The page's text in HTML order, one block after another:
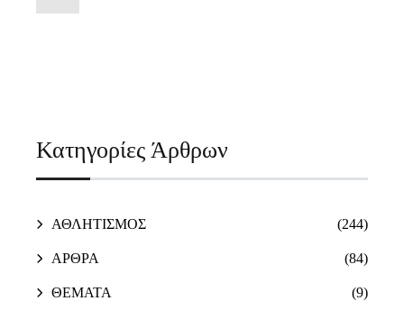
Κατηγορίες Άρθρων
ΑΘΛΗΤΙΣΜΟΣ (244)
ΑΡΘΡΑ (84)
ΘΕΜΑΤΑ (9)